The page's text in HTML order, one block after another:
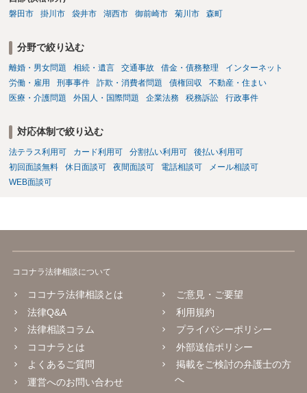
磐田市
掛川市 袋井市 湖西市 御前崎市 菊川市 森町
分野で絞り込む
離婚・男女問題 相続・遺言 交通事故 借金・債務整理
インターネット
労働・雇用
刑事事件 詐欺・消費者問題 債権回収
不動産・住まい
医療・介護問題
外国人・国際問題 企業法務 税務訴訟 行政事件
対応体制で絞り込む
法テラス利用可 カード利用可 分割払い利用可
後払い利用可
初回面談無料
休日面談可 夜間面談可 電話相談可
メール相談可
WEB面談可
ココナラ法律相談について
ココナラ法律相談とは
法律Q&A
法律相談コラム
ココナラとは
よくあるご質問
運営へのお問い合わせ
ご意見・ご要望
利用規約
プライバシーポリシー
外部送信ポリシー
掲載をご検討の弁護士の方
へ